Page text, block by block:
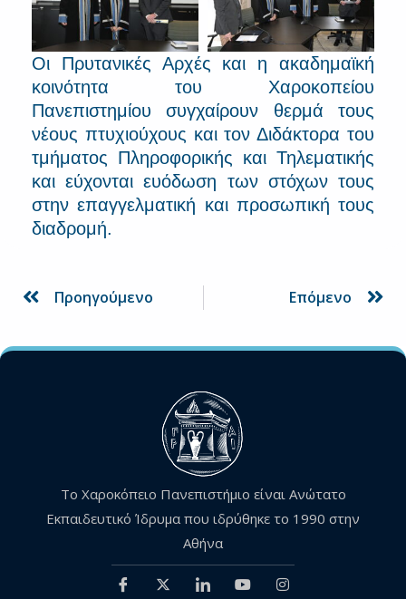
Οι Πρυτανικές Αρχές και η ακαδημαϊκή
κοινότητα του Χαροκοπείου
Πανεπιστημίου συγχαίρουν θερμά τους
νέους πτυχιούχους και τον Διδάκτορα του
τμήματος Πληροφορικής και Τηλεματικής
και εύχονται ευόδωση των στόχων τους
στην επαγγελματική και προσωπική τους
διαδρομή.
Προηγούμενο Επόμενο
Το Χαροκόπειο Πανεπιστήμιο είναι Ανώτατο
Εκπαιδευτικό Ίδρυμα που ιδρύθηκε το 1990 στην
Αθήνα